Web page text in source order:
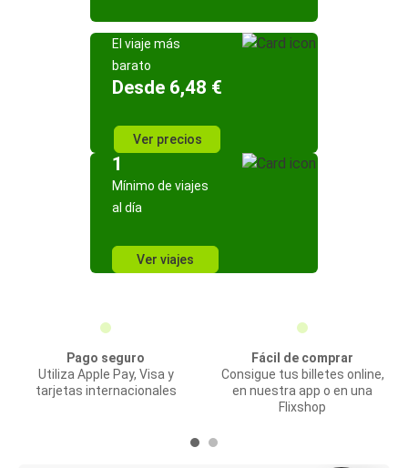
El viaje más
barato
Desde 6,48 €
Ver precios
1
Mínimo de viajes
al día
Ver viajes
Pago seguro
Utiliza Apple Pay, Visa y
tarjetas internacionales
Fácil de comprar
Consigue tus billetes online,
en nuestra app o en una
Flixshop